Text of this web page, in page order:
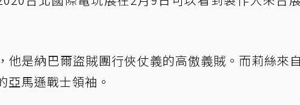
他是納巴爾盜賊團行俠仗義的高傲義賊。而莉絲來
亞馬遜戰士領袖。